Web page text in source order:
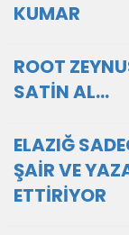
KUMAR
ROOT
SATİN AL...
ELAZIĞ
ŞAİR VE
ETTİRİYOR